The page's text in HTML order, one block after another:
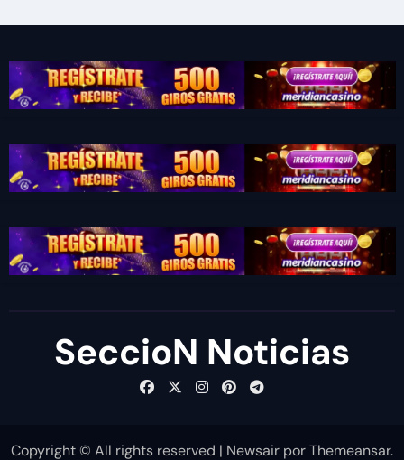
SeccioN Noticias
Copyright © All rights reserved | Newsair porThemeansar.